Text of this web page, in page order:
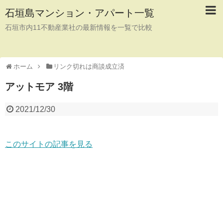
石垣島マンション・アパート一覧
石垣市内11不動産業社の最新情報を一覧で比較
ホーム リンク切れは商談成立済
アットモア 3階
2021/12/30
このサイトの記事を見る